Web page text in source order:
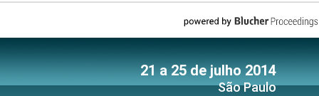
21 a 25 de julho 2014
São Paulo